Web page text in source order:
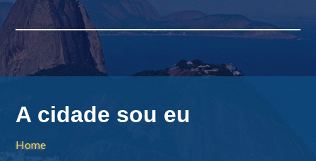
A cidade sou eu
Home